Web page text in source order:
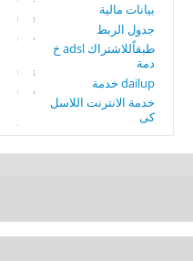
بيانات مالية
جدول الربط
طبقاًللاشتراك adsl خ
دمة
dailup خدمة
خدمة الانترنت اللاسل
كى